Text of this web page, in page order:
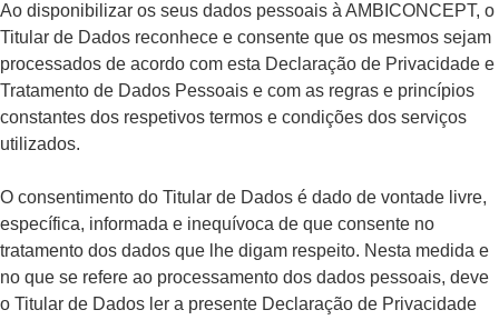
Ao disponibilizar os seus dados pessoais à AMBICONCEPT, o
Titular de Dados reconhece e consente que os mesmos sejam
processados de acordo com esta Declaração de Privacidade e
Tratamento de Dados Pessoais e com as regras e princípios
constantes dos respetivos termos e condições dos serviços
utilizados.
O consentimento do Titular de Dados é dado de vontade livre,
específica, informada e inequívoca de que consente no
tratamento dos dados que lhe digam respeito. Nesta medida e
no que se refere ao processamento dos dados pessoais, deve
o Titular de Dados ler a presente Declaração de Privacidade